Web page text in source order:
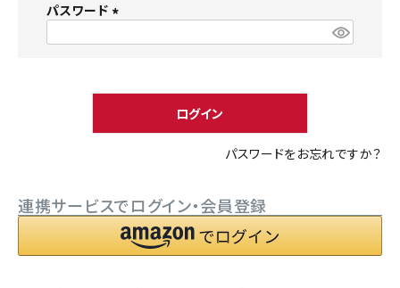
ようこそ ゲスト 様
person 新規会員登録
パスワード
)
ログイン
パスワードをお忘れですか？
連携サービスでログイン・会員登録